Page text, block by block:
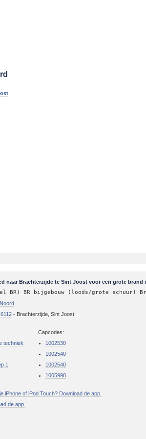
naar Brachterzijde te Sint Joost voor een grote brand
BR) BR bijgebouw (loods/grote schuur)
6112 - Brachterzijde, Sint Joost
techniek
1
Capcodes:
1002530
1002540
1002540
1005998
iPhone of iPod Touch? Download de app.
de app.